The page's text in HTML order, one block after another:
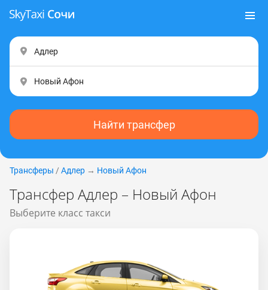
Найти трансфер
Трансферы / Адлер → Новый Афон
Трансфер Адлер – Новый Афон
Выберите класс такси